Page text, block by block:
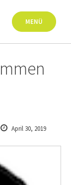
MENÜ
April 30, 2019